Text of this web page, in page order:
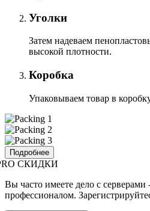
Уголки
Затем надеваем
высокой плотности.
Коробка
Упаковываем товар в
Подробнее
СКИДКИ
Вы часто имеете дело с серверами
профессионалом.